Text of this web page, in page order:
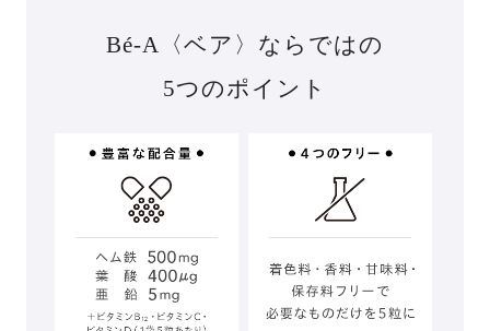
Bé-A〈ベア〉ならではの
5つのポイント